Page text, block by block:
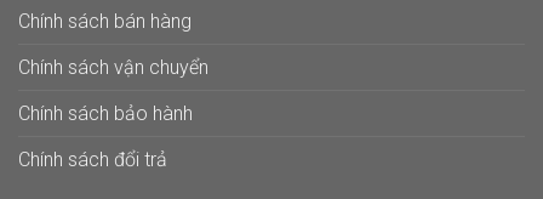
Chính sách bán hàng
Chính sách vận chuyển
Chính sách bảo hành
Chính sách đổi trả